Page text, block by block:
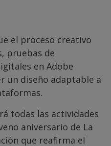
el proceso creativo
pruebas de
en Adobe
un diseño adaptable a
todas las actividades
aniversario de La
que reafirma el